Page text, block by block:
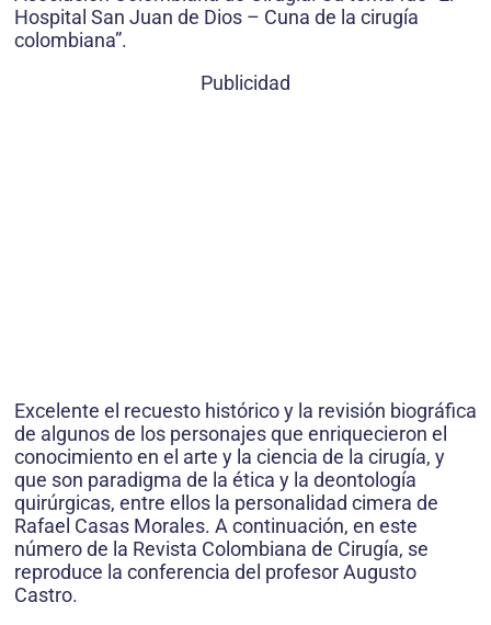
Hospital San Juan de Dios – Cuna de la cirugía
colombiana”.
Publicidad
Excelente el recuesto histórico y la revisión biográfica
de algunos de los personajes que enriquecieron el
conocimiento en el arte y la ciencia de la cirugía, y
que son paradigma de la ética y la deontología
quirúrgicas, entre ellos la personalidad cimera de
Rafael Casas Morales. A continuación, en este
número de la Revista Colombiana de Cirugía, se
reproduce la conferencia del profesor Augusto
Castro.